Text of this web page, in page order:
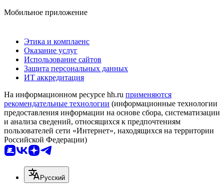
Мобильное приложение
Этика и комплаенс
Оказание услуг
Использование сайтов
Защита персональных данных
ИТ аккредитация
На информационном ресурсе hh.ru применяются
рекомендательные технологии (информационные технологии
предоставления информации на основе сбора, систематизации
и анализа сведений, относящихся к предпочтениям
пользователей сети «Интернет», находящихся на территории
Российской Федерации)
Русский